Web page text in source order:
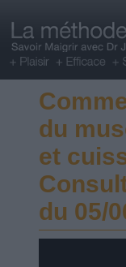
du
et
du 05/